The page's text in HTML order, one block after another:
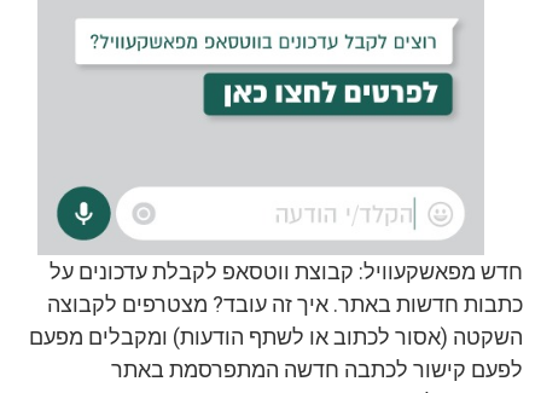
חדש מפאשקעוויל: קבוצת ווטסאפ לקבלת עדכונים על
כתבות חדשות באתר. איך זה עובד? מצטרפים לקבוצה
השקטה (אסור לכתוב או לשתף הודעות) ומקבלים מפעם
לפעם קישור לכתבה חדשה המתפרסמת באתר